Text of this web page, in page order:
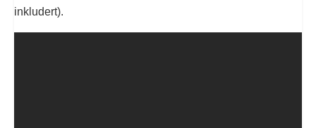
inkludert).